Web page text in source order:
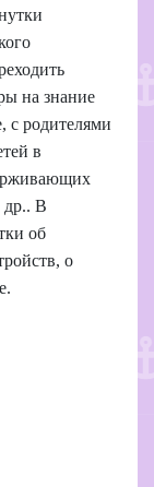
на знание
с родителями
в
др.. В
об
о